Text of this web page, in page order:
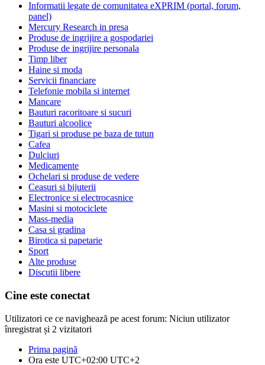
Informatii legate de comunitatea eXPRIM (portal, forum,
panel)
Mercury Research in presa
Produse de ingrijire a gospodariei
Produse de ingrijire personala
Timp liber
Haine si moda
Servicii financiare
Telefonie mobila si internet
Mancare
Bauturi racoritoare si sucuri
Bauturi alcoolice
Tigari si produse pe baza de tutun
Cafea
Dulciuri
Medicamente
Ochelari si produse de vedere
Ceasuri si bijuterii
Electronice si electrocasnice
Masini si motociclete
Mass-media
Casa si gradina
Birotica si papetarie
Sport
Alte produse
Discutii libere
Cine este conectat
Utilizatori ce ce navighează pe acest forum: Niciun utilizator
înregistrat și 2 vizitatori
Prima pagină
Ora este UTC+02:00 UTC+2